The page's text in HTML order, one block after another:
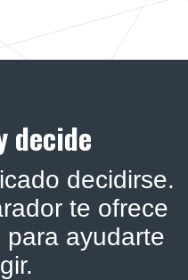
decide
decidirse.
te ofrece
ayudarte